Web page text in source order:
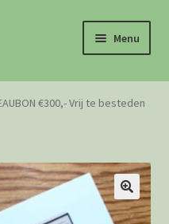
Menu
€300,- Vrij te besteden